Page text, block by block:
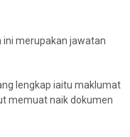
ini merupakan jawatan
lengkap iaitu maklumat
memuat naik dokumen